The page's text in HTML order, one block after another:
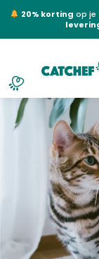
20% korting op je
NL